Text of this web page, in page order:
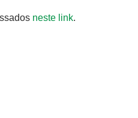
neste link.